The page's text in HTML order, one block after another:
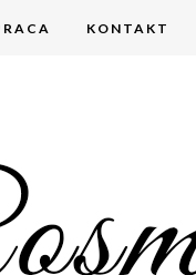
KONTAKT